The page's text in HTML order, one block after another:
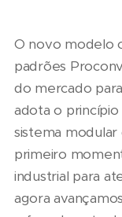
O novo modelo
padrões
do mercado
adota o
sistema
primeiro
industrial para
agora